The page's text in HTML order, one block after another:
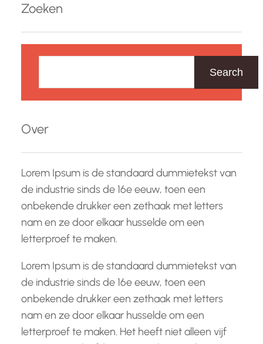
biseksuele, transgender en intersekse personen.
Het vertegenwoordigt een gemeenschap die
Zoeken
k
n
Search
Over
Lorem Ipsum is de standaard dummietekst van
de industrie sinds de 16e eeuw, toen een
onbekende drukker een zethaak met letters
nam en ze door elkaar husselde om een
letterproef te maken.
Lorem Ipsum is de standaard dummietekst van
de industrie sinds de 16e eeuw, toen een
onbekende drukker een zethaak met letters
nam en ze door elkaar husselde om een
letterproef te maken. Het heeft niet alleen vijf